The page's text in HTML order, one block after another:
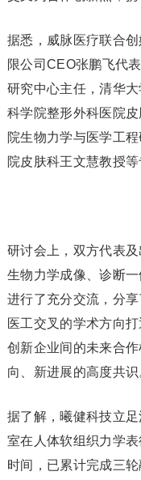
据悉，威脉医疗联合
限公司CEO张鹏飞代
研究中心主任，清华
科学院整形外科医院
院生物力学与医学工
院皮肤科王文慧教授
研讨会上，双方代表
生物力学成像、诊断
进行了充分交流，分
医工交叉的学术方向
创新企业间的未来合
向、新进展的高度共识
据了解，曦健科技立
室在人体软组织力学
时间，已累计完成三